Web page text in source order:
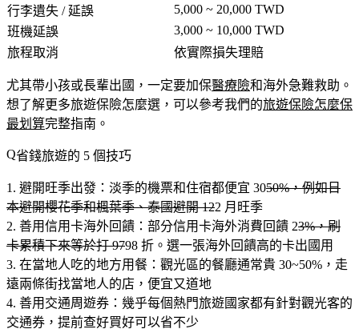
行李遺失 / 延誤
5,000 ~ 20,000 TWD
班機延誤
3,000 ~ 10,000 TWD
旅程取消
依實際損失理賠
尤其帶小孩或長輩出國，一定要加保醫療險和海外急難救助。
想了解更多旅遊保險怎麼選，可以參考我們的旅遊保險怎麼保
最划算完整指南。
省錢旅遊的 5 個技巧
避開旺季出發 ：淡季的機票和住宿都便宜 3050%，例如日
本避開櫻花季和楓葉季、泰國避開 122 月旺季
善用信用卡海外回饋 ：部分信用卡海外消費回饋 23%，刷
卡累積下來等於打 9798 折。選一張海外回饋高的卡出國用
在當地人吃的地方用餐 ：觀光區的餐廳通常貴 30~50%，走
遠兩條街找當地人的店，便宜又道地
善用交通周遊券 ：幾乎每個熱門旅遊國家都有針對觀光客的
交通券，提前查好買好可以省不少